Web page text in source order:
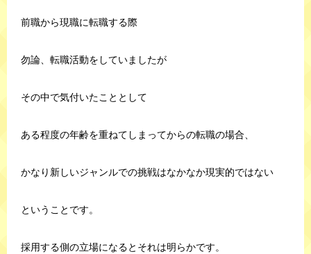
前職から現職に転職する際
勿論、転職活動をしていましたが
その中で気付いたこととして
ある程度の年齢を重ねてしまってからの転職の場合、
かなり新しいジャンルでの挑戦はなかなか現実的ではない
ということです。
採用する側の立場になるとそれは明らかです。